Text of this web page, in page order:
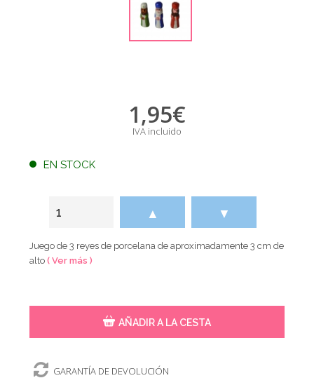
1,95€
IVA incluido
EN STOCK
▲ ▼
Juego de 3 reyes de porcelana de aproximadamente 3 cm de
alto( Ver más )
AÑADIR A LA CESTA
GARANTÍA DE DEVOLUCIÓN